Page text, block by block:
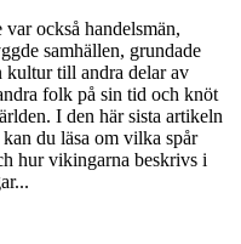
också handelsmän,
samhällen, grundade
kultur till andra delar av
folk på sin tid och knöt
I den här sista artikeln
du läsa om vilka spår
hur vikingarna beskrivs i